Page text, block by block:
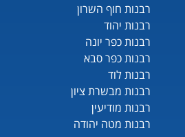
רבנות חוף השרון
רבנות יהוד
רבנות כפר יונה
רבנות כפר סבא
רבנות לוד
רבנות מבשרת ציון
רבנות מודיעין
רבנות מטה יהודה